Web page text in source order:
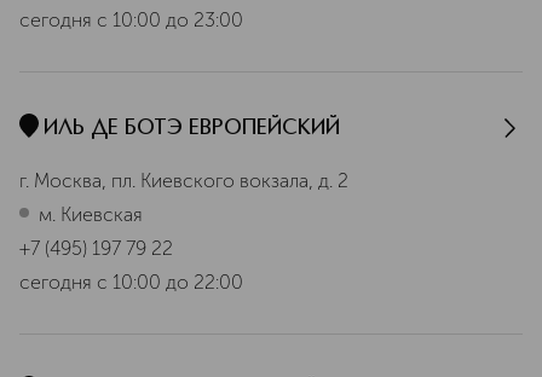
сегодня с 10:00 до 23:00
ИЛЬ ДЕ БОТЭ ЕВРОПЕЙСКИЙ
г. Москва, пл. Киевского вокзала, д. 2
м. Киевская
+7 (495) 197 79 22
сегодня с 10:00 до 22:00